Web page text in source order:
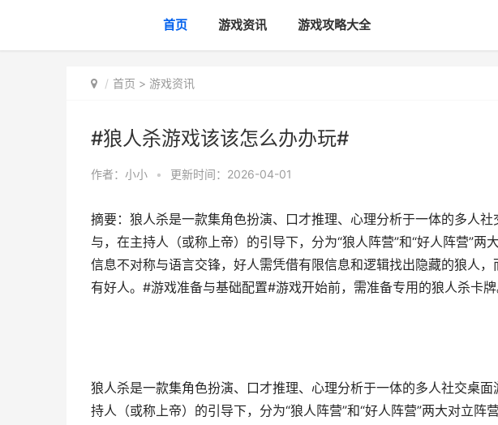
首页 游戏资讯 游戏攻略大全
首页 > 游戏资讯
#狼人杀游戏该该怎么办办玩#
作者： 小小 • 更新时间：2026-04-01
摘要：狼人杀是一款集角色扮演、口才推理、心理分析于一体的多人
与，在主持人（或称上帝）的引导下，分为“狼人阵营”和“好人阵营”
信息不对称与语言交锋，好人需凭借有限信息和逻辑找出隐藏的狼人
有好人。#游戏准备与基础配置#游戏开始前，需准备专用的狼人杀卡
狼人杀是一款集角色扮演、口才推理、心理分析于一体的多人社交桌
持人（或称上帝）的引导下，分为“狼人阵营”和“好人阵营”两大对立